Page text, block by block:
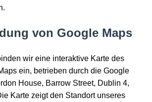
von Google Maps
wir eine interaktive Karte des
ein, betrieben durch die Google
House, Barrow Street, Dublin 4,
Karte zeigt den Standort unseres